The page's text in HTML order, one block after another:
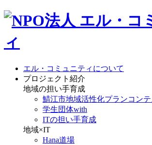
エル・コミュニティについて
プロジェクト紹介
地域の担い手育成
鯖江市地域活性化プランコンテ
学生団体with
ITの担い手育成
地域×IT
Hana道場